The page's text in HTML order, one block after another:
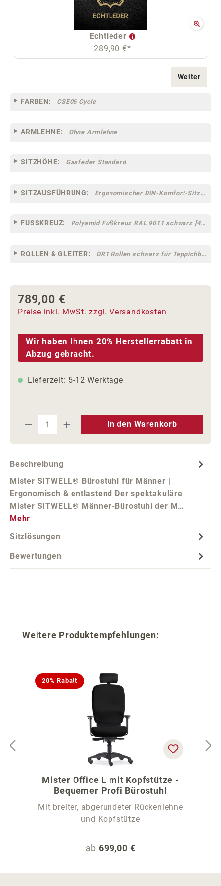
Echtleder
289,90 €*
Weiter
FARBEN: CSE06 Cycle
ARMLEHNE: Ohne Armlehne
SITZHÖHE: Gasfeder Standard
SITZAUSFÜHRUNG: Ergonomischer DIN-Komfort-Sitz [75]
FUSSKREUZ: Polyamid Fußkreuz RAL 9011 schwarz [44]
ROLLEN & GLEITER: DR1 Rollen schwarz für Teppichböden [10]
Regulärer Preis:
789,00 €
Preise inkl. MwSt. zzgl. Versandkosten
Wir haben Ihnen 20% Herstellerrabatt in
Abzug gebracht.
Lieferzeit: 5-12 Werktage
Produkt Anzahl: Gib den
In den Warenkorb
Beschreibung
Mister SITWELL® Bürostuhl für Männer |
Ergonomisch & entlastend Der spektakuläre
Mister SITWELL® Männer-Bürostuhl der M…
Mehr
Sitzlösungen
Bewertungen
Produktgalerie überspringen
Weitere Produktempfehlungen:
20% Rabatt
Mister Office L mit Kopfstütze -
Bequemer Profi Bürostuhl
Mit breiter, abgerundeter Rückenlehne
und Kopfstütze
Regulärer Preis:
ab 699,00 €